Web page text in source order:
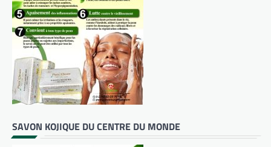
SAVON KOJIQUE DU CENTRE DU MONDE